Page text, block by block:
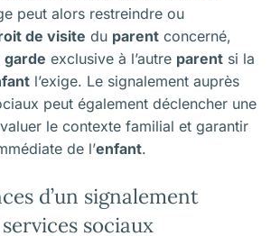
peut alors restreindre ou
de visite du parent concerné,
garde exclusive à l’autre parent si la
l’exige. Le signalement auprès
peut également déclencher une
le contexte familial et garantir
de l’enfant.
d’un signalement
sociaux